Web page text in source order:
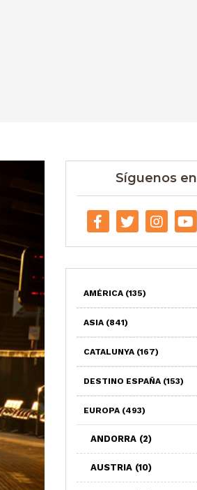
Síguenos en
AMÉRICA (135)
ASIA (841)
CATALUNYA (167)
DESTINO ESPAÑA (153)
EUROPA (493)
ANDORRA (2)
AUSTRIA (10)